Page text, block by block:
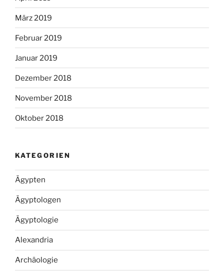
März 2019
Februar 2019
Januar 2019
Dezember 2018
November 2018
Oktober 2018
KATEGORIEN
Ägypten
Ägyptologen
Ägyptologie
Alexandria
Archäologie